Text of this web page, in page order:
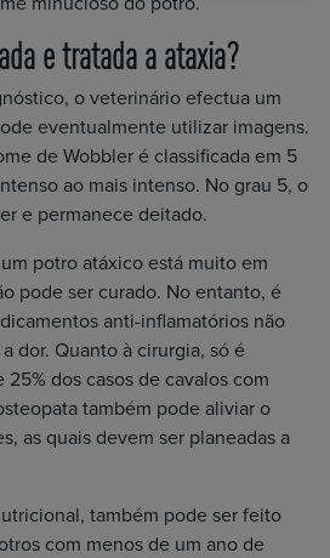
e tratada a ataxia?
o veterinário efectua um
eventualmente utilizar imagens.
de Wobbler é classificada em 5
ao mais intenso. No grau 5, o
e permanece deitado.
potro atáxico está muito em
pode ser curado. No entanto, é
anti-inflamatórios não
dor. Quanto à cirurgia, só é
dos casos de cavalos com
também pode aliviar o
as quais devem ser planeadas a
também pode ser feito
com menos de um ano de